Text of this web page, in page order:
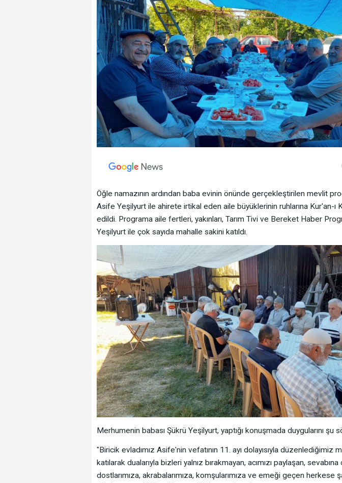
Öğle namazının ardından baba evinin önünde gerçekleştirilen mevlit
Asife Yeşilyurt ile ahirete irtikal eden aile büyüklerinin ruhlarına Kur'an-ı
edildi. Programa aile fertleri, yakınları, Tarım Tivi ve Bereket Haber
Yeşilyurt ile çok sayıda mahalle sakini katıldı.
Merhumenin babası Şükrü Yeşilyurt, yaptığı konuşmada duygularını şu
"Biricik evladımız Asife'nin vefatının 11. ayı dolayısıyla düzenlediğimiz
katılarak dualarıyla bizleri yalnız bırakmayan, acımızı paylaşan,
dostlarımıza, akrabalarımıza, komşularımıza ve emeği geçen herkese